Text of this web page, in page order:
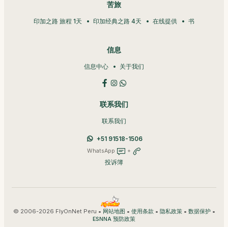
苦旅
印加之路 旅程 1天 印加经典之路 4天 在线提供 书
信息
信息中心 关于我们
联系我们
联系我们
+51 91518-1506
WhatsApp +
投诉簿
© 2006-2026 FlyOnNet Peru • 网站地图 • 使用条款 • 隐私政策• 数据保护•
ESNNA 预防政策